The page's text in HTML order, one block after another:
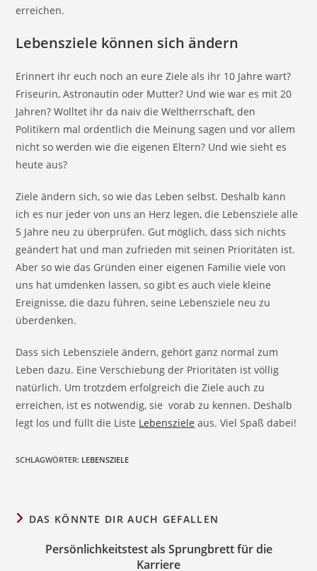
erreichen.
Lebensziele können sich ändern
Erinnert ihr euch noch an eure Ziele als ihr 10 Jahre wart?
Friseurin, Astronautin oder Mutter? Und wie war es mit 20
Jahren? Wolltet ihr da naiv die Weltherrschaft, den
Politikern mal ordentlich die Meinung sagen und vor allem
nicht so werden wie die eigenen Eltern? Und wie sieht es
heute aus?
Ziele ändern sich, so wie das Leben selbst. Deshalb kann
ich es nur jeder von uns an Herz legen, die Lebensziele alle
5 Jahre neu zu überprüfen. Gut möglich, dass sich nichts
geändert hat und man zufrieden mit seinen Prioritäten ist.
Aber so wie das Gründen einer eigenen Familie viele von
uns hat umdenken lassen, so gibt es auch viele kleine
Ereignisse, die dazu führen, seine Lebensziele neu zu
überdenken.
Dass sich Lebensziele ändern, gehört ganz normal zum
Leben dazu. Eine Verschiebung der Prioritäten ist völlig
natürlich. Um trotzdem erfolgreich die Ziele auch zu
erreichen, ist es notwendig, sie vorab zu kennen. Deshalb
legt los und füllt die Liste Lebensziele aus. Viel Spaß dabei!
SCHLAGWÖRTER: LEBENSZIELE
DAS KÖNNTE DIR AUCH GEFALLEN
Persönlichkeitstest als Sprungbrett für die
Karriere